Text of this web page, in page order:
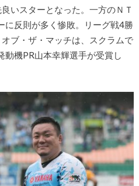
いスターとなった。一方のＮＴ
に反則が多く惨敗。リーグ戦4勝
ブ・ザ・マッチは、スクラムで
動機PR山本幸輝選手が受賞し